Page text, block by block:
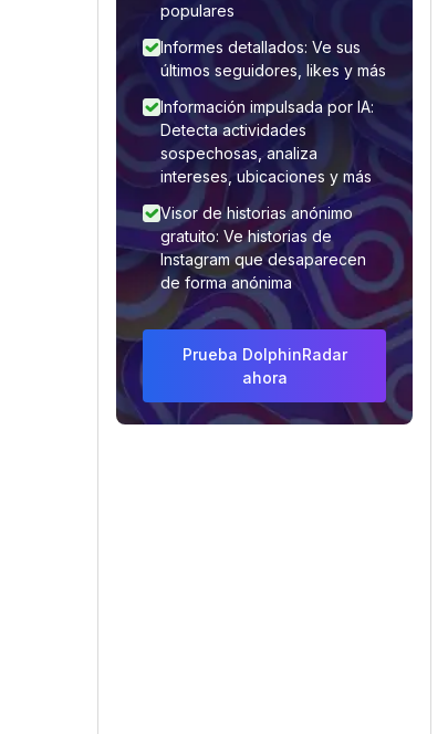
populares
Informes detallados: Ve sus
últimos seguidores, likes y más
Información impulsada por IA:
Detecta actividades
sospechosas, analiza
intereses, ubicaciones y más
Visor de historias anónimo
gratuito: Ve historias de
Instagram que desaparecen
de forma anónima
Prueba DolphinRadar
ahora